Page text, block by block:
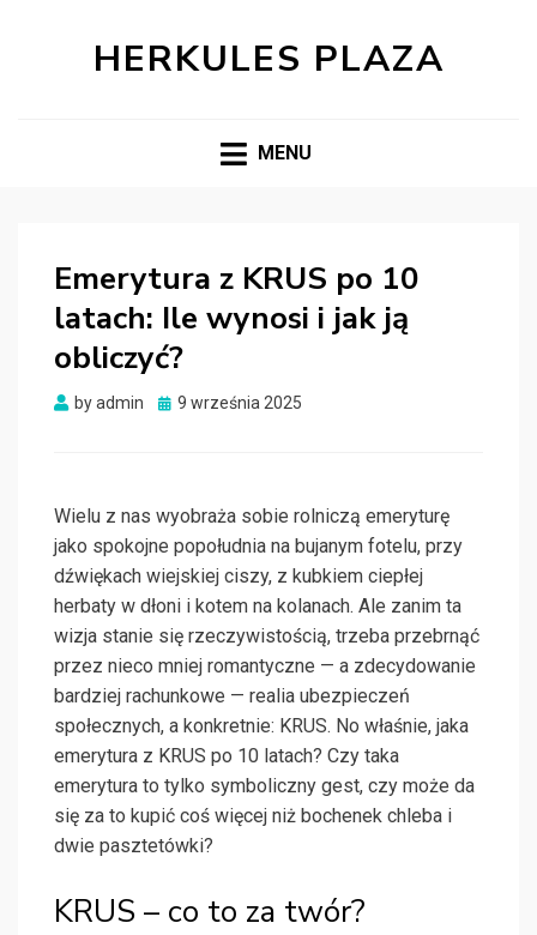
HERKULES PLAZA
MENU
Emerytura z KRUS po 10
latach: Ile wynosi i jak ją
obliczyć?
byadmin
Posted
9 września 2025
Wielu z nas wyobraża sobie rolniczą emeryturę
jako spokojne popołudnia na bujanym fotelu, przy
dźwiękach wiejskiej ciszy, z kubkiem ciepłej
herbaty w dłoni i kotem na kolanach. Ale zanim ta
wizja stanie się rzeczywistością, trzeba przebrnąć
przez nieco mniej romantyczne — a zdecydowanie
bardziej rachunkowe — realia ubezpieczeń
społecznych, a konkretnie: KRUS. No właśnie, jaka
emerytura z KRUS po 10 latach? Czy taka
emerytura to tylko symboliczny gest, czy może da
się za to kupić coś więcej niż bochenek chleba i
dwie pasztetówki?
KRUS – co to za twór?